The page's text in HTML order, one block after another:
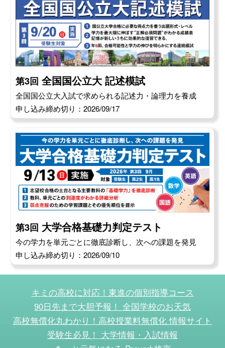
第3回 全国国公立大 記述模試
全国国公立大入試で求められる記述力・論理力を養成
申し込み締め切り：2026/09/17
第3回 大学合格基礎力判定テスト
今の学力を単元ごとに徹底診断し、次への課題を発見
申し込み締め切り：2026/09/10
キミの高校に対応！東進の個別指導コース
90日先まで大胆予報！ 全国学校のお天気
高校無償化丸わかり！高校授業料無償化 情報サイト
受験生必見！ 大学情報・入試情報